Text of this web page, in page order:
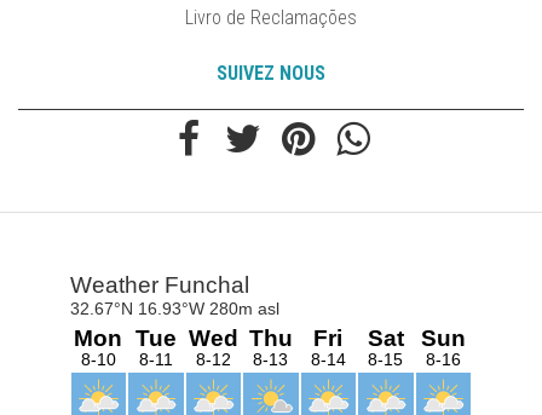
Livro de Reclamações
SUIVEZ NOUS